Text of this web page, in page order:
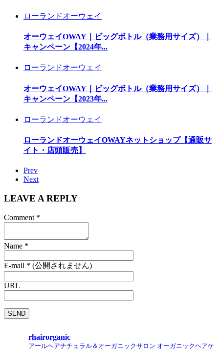
ローランドオーウェイ
オーウェイOWAY｜ビッグボトル（業務用サイズ）｜
キャンペーン【2024年...
ローランドオーウェイ
オーウェイOWAY｜ビッグボトル（業務用サイズ）｜
キャンペーン【2023年...
ローランドオーウェイ
ローランドオーウェイOWAYネットショップ【通販サ
イト・店頭販売】
Prev
Next
LEAVE A REPLY
Comment *
Name *
E-mail * (公開されません)
URL
rhairorganic
アールヘアナチュラル＆オーガニックサロン オーガニックヘアケ